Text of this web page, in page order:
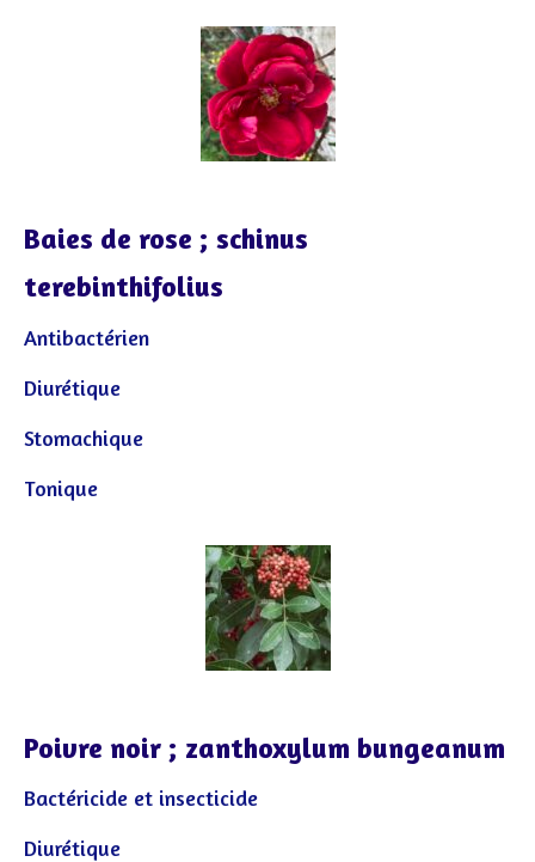
Baies de rose ; schinus
terebinthifolius
Antibactérien
Diurétique
Stomachique
Tonique
Poivre noir ; zanthoxylum bungeanum
Bactéricide et insecticide
Diurétique